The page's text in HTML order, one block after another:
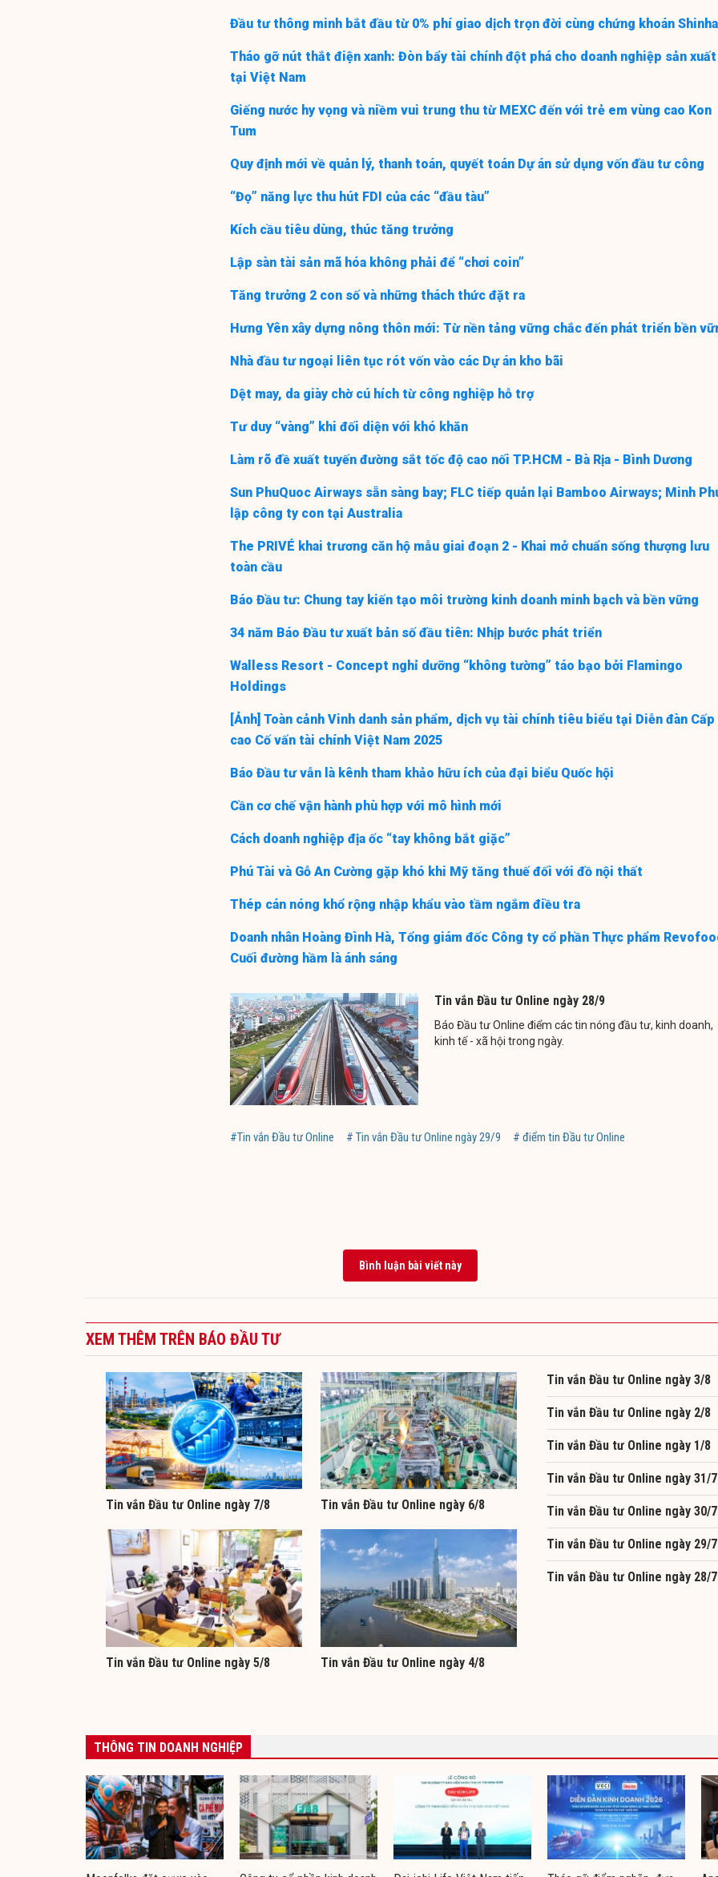
Đầu tư thông minh bắt đầu từ 0% phí giao dịch trọn đời cùng chứng khoán
Tháo gỡ nút thắt điện xanh: Đòn bẩy tài chính đột phá cho doanh nghiệp sản xuất
tại Việt Nam
Giếng nước hy vọng và niềm vui trung thu từ MEXC đến với trẻ em vùng cao Kon
Tum
Quy định mới về quản lý, thanh toán, quyết toán Dự án sử dụng vốn đầu tư công
“Đọ” năng lực thu hút FDI của các “đầu tàu”
Kích cầu tiêu dùng, thúc tăng trưởng
Lập sàn tài sản mã hóa không phải để “chơi coin”
Tăng trưởng 2 con số và những thách thức đặt ra
Hưng Yên xây dựng nông thôn mới: Từ nền tảng vững chắc đến phát triển bền
Nhà đầu tư ngoại liên tục rót vốn vào các Dự án kho bãi
Dệt may, da giày chờ cú hích từ công nghiệp hỗ trợ
Tư duy “vàng” khi đối diện với khó khăn
Làm rõ đề xuất tuyến đường sắt tốc độ cao nối TP.HCM - Bà Rịa - Bình Dương
Sun PhuQuoc Airways sẵn sàng bay; FLC tiếp quản lại Bamboo Airways; Minh
lập công ty con tại Australia
The PRIVÉ khai trương căn hộ mẫu giai đoạn 2 - Khai mở chuẩn sống thượng lưu
toàn cầu
Báo Đầu tư: Chung tay kiến tạo môi trường kinh doanh minh bạch và bền vững
34 năm Báo Đầu tư xuất bản số đầu tiên: Nhịp bước phát triển
Walless Resort - Concept nghỉ dưỡng “không tường” táo bạo bởi Flamingo
Holdings
[Ảnh] Toàn cảnh Vinh danh sản phẩm, dịch vụ tài chính tiêu biểu tại Diễn đàn Cấp
cao Cố vấn tài chính Việt Nam 2025
Báo Đầu tư vẫn là kênh tham khảo hữu ích của đại biểu Quốc hội
Cần cơ chế vận hành phù hợp với mô hình mới
Cách doanh nghiệp địa ốc “tay không bắt giặc”
Phú Tài và Gỗ An Cường gặp khó khi Mỹ tăng thuế đối với đồ nội thất
Thép cán nóng khổ rộng nhập khẩu vào tầm ngắm điều tra
Doanh nhân Hoàng Đình Hà, Tổng giám đốc Công ty cổ phần Thực phẩm
Cuối đường hầm là ánh sáng
Tin vắn Đầu tư Online ngày 28/9
Báo Đầu tư Online điểm các tin nóng đầu tư, kinh doanh,
kinh tế - xã hội trong ngày.
#Tin vắn Đầu tư Online # Tin vắn Đầu tư Online ngày 29/9 # điểm tin Đầu tư Online
Bình luận bài viết này
XEM THÊM TRÊN BÁO ĐẦU TƯ
Tin vắn Đầu tư Online ngày 7/8 Tin vắn Đầu tư Online ngày 6/8
Tin vắn Đầu tư Online ngày 5/8 Tin vắn Đầu tư Online ngày 4/8
Tin vắn Đầu tư Online ngày 3/8
Tin vắn Đầu tư Online ngày 2/8
Tin vắn Đầu tư Online ngày 1/8
Tin vắn Đầu tư Online ngày 31/7
Tin vắn Đầu tư Online ngày 30/7
Tin vắn Đầu tư Online ngày 29/7
Tin vắn Đầu tư Online ngày 28/7
THÔNG TIN DOANH NGHIỆP